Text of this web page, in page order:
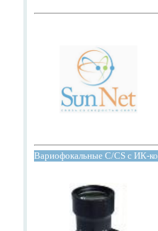
Вариофокальные C/CS с ИК-